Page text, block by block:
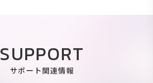
SUPPORT
サポート関連情報